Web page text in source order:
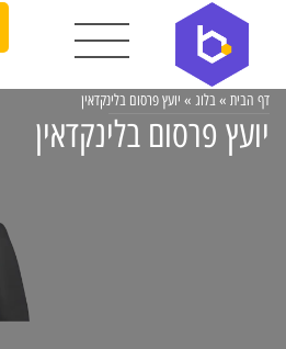
דף הבית»בלוג»יועץ פרסום בלינקדאין
יועץ פרסום בלינקדאין